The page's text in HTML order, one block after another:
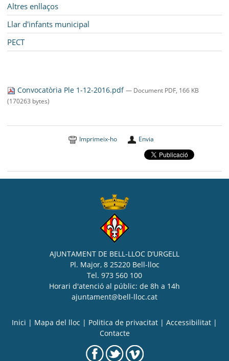
Altres enllaços
Llar d'infants municipal
PECT
Convocatòria Ple 1-12-2016.pdf— Document PDF, 166 KB
(170263 bytes)
Imprimeix-ho Envia
AJUNTAMENT DE BELL-LLOC D’URGELL
Pl. Major, 8 25220 Bell-lloc
Tel. 973 560 100
Horari d'atenció al públic: de 8h a 14h
ajuntament@bell-lloc.cat
Inici Mapa del lloc Politica de privacitat Accessibilitat
Contacte